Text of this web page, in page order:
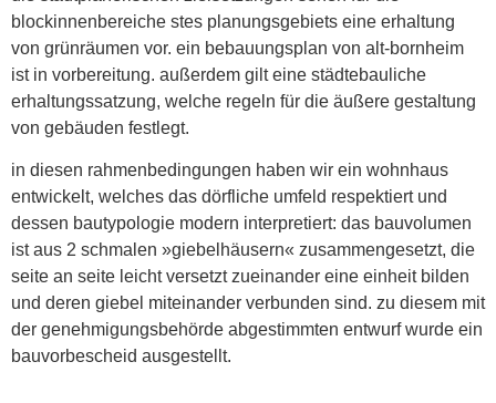
blockinnenbereiche stes planungsgebiets eine erhaltung
von grünräumen vor. ein bebauungsplan von alt-bornheim
ist in vorbereitung. außerdem gilt eine städtebauliche
erhaltungssatzung, welche regeln für die äußere gestaltung
von gebäuden festlegt.
in diesen rahmenbedingungen haben wir ein wohnhaus
entwickelt, welches das dörfliche umfeld respektiert und
dessen bautypologie modern interpretiert: das bauvolumen
ist aus 2 schmalen »giebelhäusern« zusammengesetzt, die
seite an seite leicht versetzt zueinander eine einheit bilden
und deren giebel miteinander verbunden sind. zu diesem mit
der genehmigungsbehörde abgestimmten entwurf wurde ein
bauvorbescheid ausgestellt.